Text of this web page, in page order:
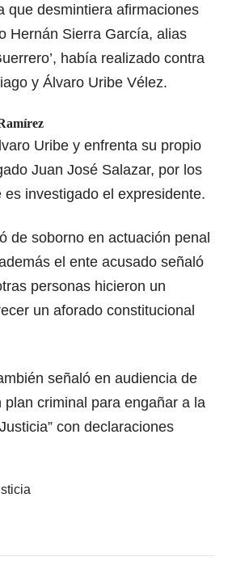
que desmintiera afirmaciones
Hernán Sierra García, alias
había realizado contra
y Álvaro Uribe Vélez.
Uribe y enfrenta su propio
Juan José Salazar, por los
es investigado el expresidente.
de soborno en actuación penal
el ente acusado señaló
personas hicieron un
un aforado constitucional
señaló en audiencia de
plan criminal para engañar a la
con declaraciones